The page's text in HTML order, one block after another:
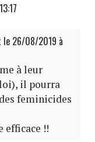
le 26/08/2019 à
à leur
il pourra
feminicides
efficace !!